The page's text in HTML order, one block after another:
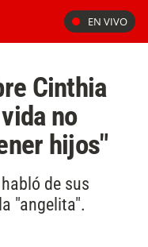
EN VIVO
Cinthia
no
hijos"
de sus
"angelita".